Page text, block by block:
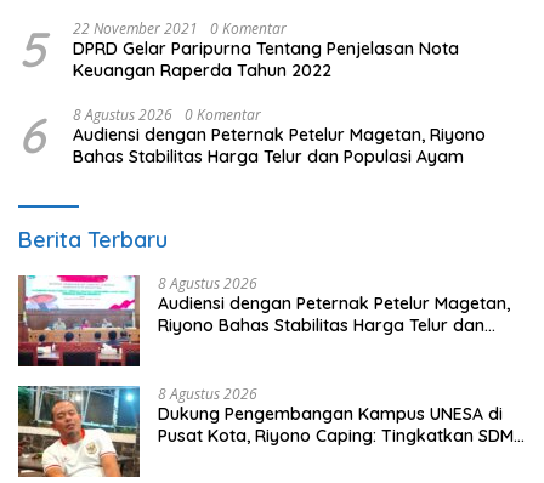
5 22 November 2021 0 Komentar
DPRD Gelar Paripurna Tentang Penjelasan Nota
Keuangan Raperda Tahun 2022
6 8 Agustus 2026 0 Komentar
Audiensi dengan Peternak Petelur Magetan, Riyono
Bahas Stabilitas Harga Telur dan Populasi Ayam
Berita Terbaru
8 Agustus 2026
Audiensi dengan Peternak Petelur Magetan,
Riyono Bahas Stabilitas Harga Telur dan
8 Agustus 2026
Dukung Pengembangan Kampus UNESA di
Pusat Kota, Riyono Caping: Tingkatkan SDM